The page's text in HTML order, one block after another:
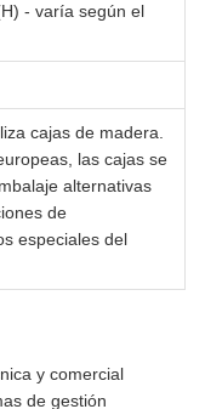
- varía según el
cajas de madera.
las cajas se
alternativas
de
especiales del
y comercial
de gestión